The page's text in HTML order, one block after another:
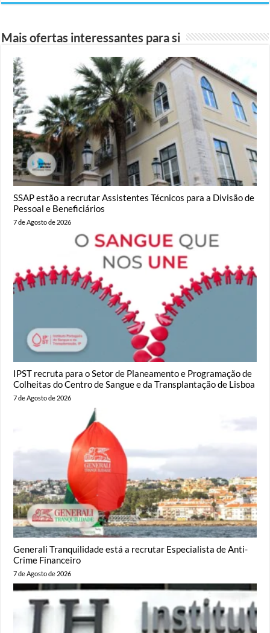
Mais ofertas interessantes para si
SSAP estão a recrutar Assistentes Técnicos para a Divisão de
Pessoal e Beneficiários
7 de Agosto de 2026
IPST recruta para o Setor de Planeamento e Programação de
Colheitas do Centro de Sangue e da Transplantação de Lisboa
7 de Agosto de 2026
Generali Tranquilidade está a recrutar Especialista de Anti-
Crime Financeiro
7 de Agosto de 2026